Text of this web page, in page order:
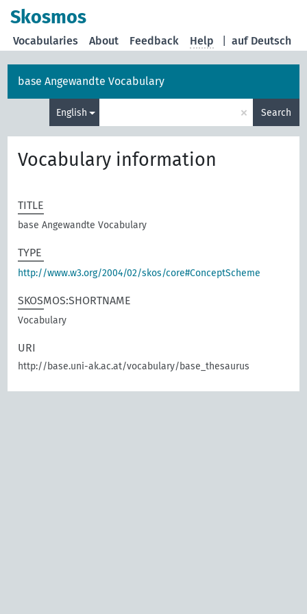
Skosmos
auf Deutsch
Vocabularies About Feedback Help
base Angewandte Vocabulary
English × Search
Vocabulary information
TITLE
base Angewandte Vocabulary
TYPE
http://www.w3.org/2004/02/skos/core#ConceptScheme
SKOSMOS:SHORTNAME
Vocabulary
URI
http://base.uni-ak.ac.at/vocabulary/base_thesaurus